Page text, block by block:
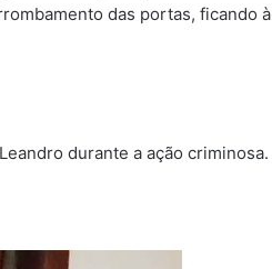
das portas, ficando à
durante a ação criminosa.